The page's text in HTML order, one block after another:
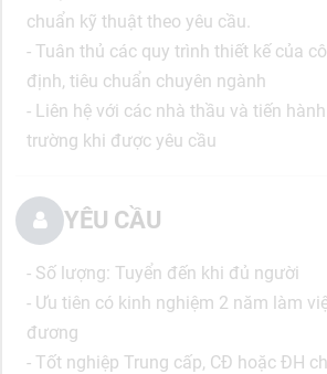
chuẩn kỹ thuật theo yêu cầu.
- Tuân thủ các quy trình thiết kế của
định, tiêu chuẩn chuyên ngành
- Liên hệ với các nhà thầu và tiến
trường khi được yêu cầu
YÊU CẦU
- Số lượng: Tuyển đến khi đủ người
- Ưu tiên có kinh nghiệm 2 năm làm
đương
- Tốt nghiệp Trung cấp, CĐ hoặc ĐH